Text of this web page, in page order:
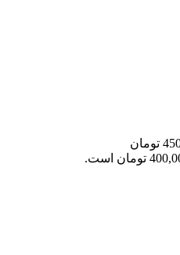
قیمت اصلی 450,000 تومان